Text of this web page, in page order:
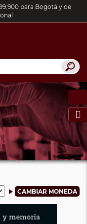
para Bogotá y de
